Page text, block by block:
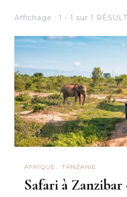
Affichage : 1 - 1 sur 1
AFRIQUE TANZANIE
Safari à Zanzibar